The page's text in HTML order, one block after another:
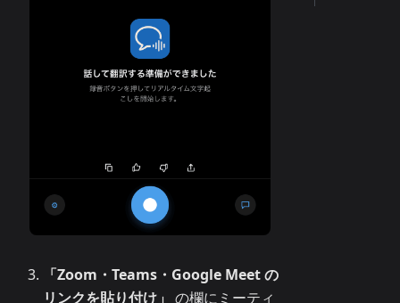
「Zoom・Teams・Google Meet の
リンクを貼り付け」 の欄にミーティ